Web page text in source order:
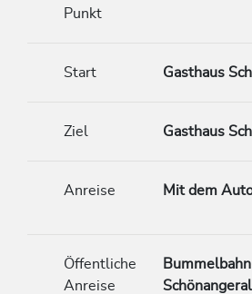
Punkt
Start Gasthaus
Ziel Gasthaus
Anreise Mit dem
Öffentliche
Anreise